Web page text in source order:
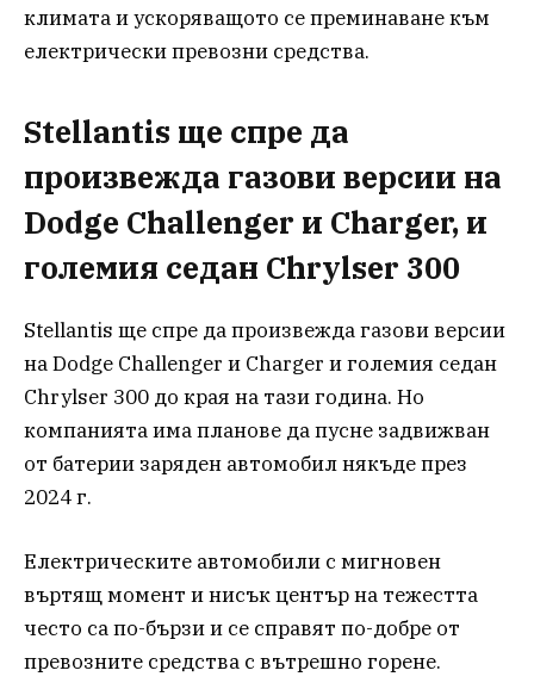
климата и ускоряващото се преминаване към
електрически превозни средства.
Stellantis ще спре да
произвежда газови версии на
Dodge Challenger и Charger, и
големия седан Chrylser 300
Stellantis ще спре да произвежда газови версии
на Dodge Challenger и Charger и големия седан
Chrylser 300 до края на тази година. Но
компанията има планове да пусне задвижван
от батерии заряден автомобил някъде през
2024 г.
Електрическите автомобили с мигновен
въртящ момент и нисък център на тежестта
често са по-бързи и се справят по-добре от
превозните средства с вътрешно горене.